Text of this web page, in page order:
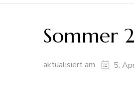
Sommer
aktualisiert am 5.